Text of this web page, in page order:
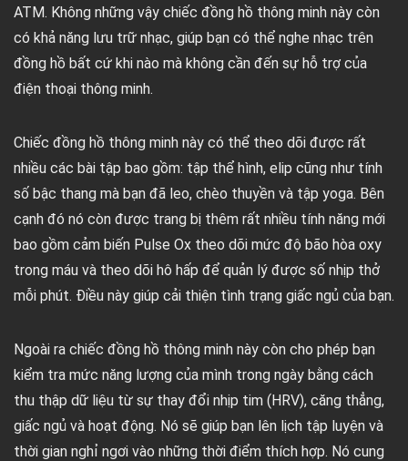
ATM. Không những vậy chiếc đồng hồ thông minh này còn
có khả năng lưu trữ nhạc, giúp bạn có thể nghe nhạc trên
đồng hồ bất cứ khi nào mà không cần đến sự hỗ trợ của
điện thoại thông minh.
Chiếc đồng hồ thông minh này có thể theo dõi được rất
nhiều các bài tập bao gồm: tập thể hình, elip cũng như tính
số bậc thang mà bạn đã leo, chèo thuyền và tập yoga. Bên
cạnh đó nó còn được trang bị thêm rất nhiều tính năng mới
bao gồm cảm biến Pulse Ox theo dõi mức độ bão hòa oxy
trong máu và theo dõi hô hấp để quản lý được số nhịp thở
mỗi phút. Điều này giúp cải thiện tình trạng giấc ngủ của bạn.
Ngoài ra chiếc đồng hồ thông minh này còn cho phép bạn
kiểm tra mức năng lượng của mình trong ngày bằng cách
thu thập dữ liệu từ sự thay đổi nhịp tim (HRV), căng thẳng,
giấc ngủ và hoạt động. Nó sẽ giúp bạn lên lịch tập luyện và
thời gian nghỉ ngơi vào những thời điểm thích hợp. Nó cung